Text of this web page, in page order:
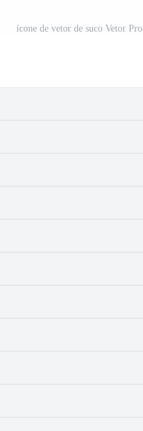
ícone de vetor de suco Vetor Pro